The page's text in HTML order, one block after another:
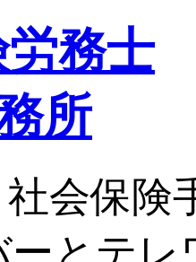
会保険
ーとテ